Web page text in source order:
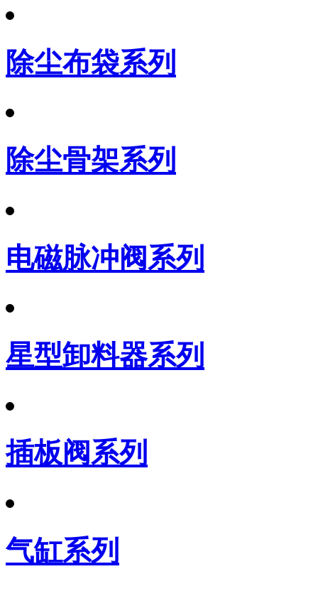
除尘布袋系列
除尘骨架系列
电磁脉冲阀系列
星型卸料器系列
插板阀系列
气缸系列